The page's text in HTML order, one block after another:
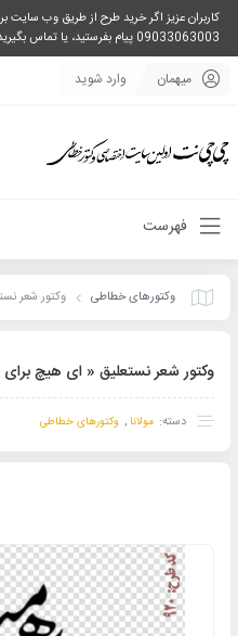
کاربران عزیز اگر خرید طرح از طریق وب سایت
09033063003 پیام بفرستید، یا تماس بگیرید و طرح مورد نظر خود را دریافت نمایید.
میهمان وارد شوید
فهرست
وکتورهای خطاطی وکتور شعر
وکتور شعر نستعلیق « ای هیچ برای
دسته: مولانا , وکتورهای خطاطی